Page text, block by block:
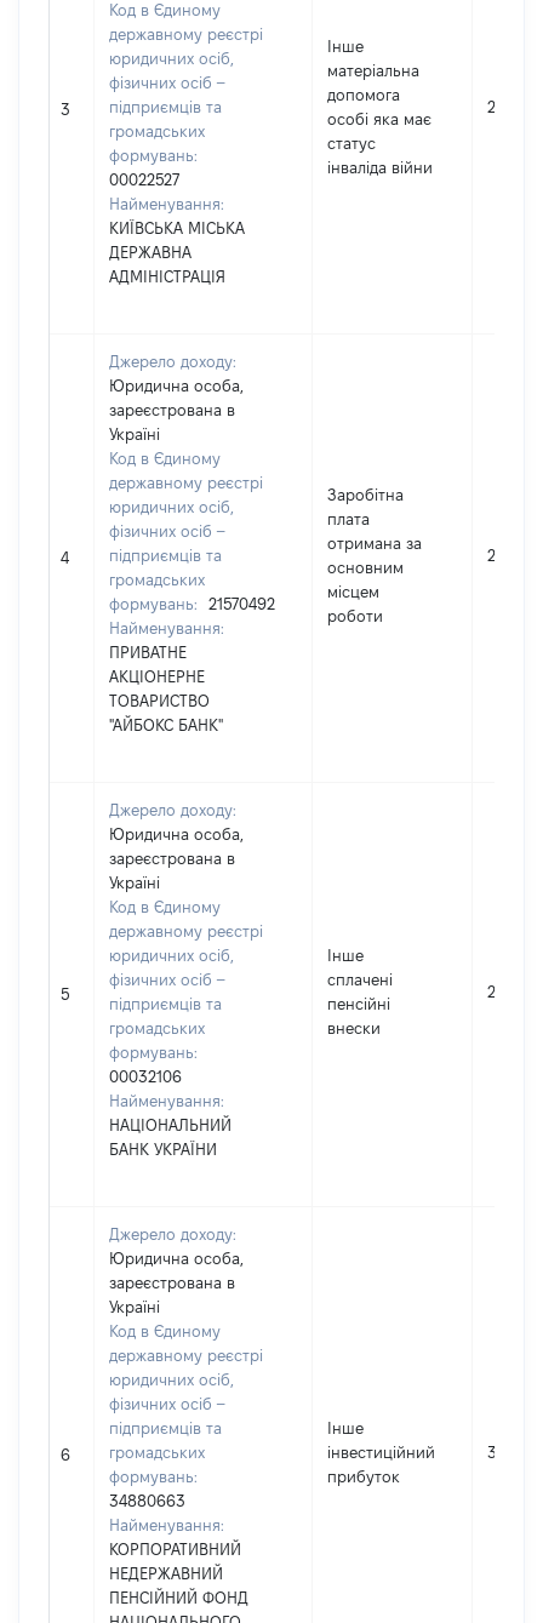
3
Код в Єдиному
державному реєстрі
юридичних осіб,
фізичних осіб –
підприємців та
громадських
формувань:
00022527
Найменування:
КИЇВСЬКА МІСЬКА
ДЕРЖАВНА
АДМІНІСТРАЦІЯ
Інше
матеріальна
допомога
особі яка має
статус
інваліда війни
2700
4
Джерело доходу:
Юридична особа,
зареєстрована в
Україні
Код в Єдиному
державному реєстрі
юридичних осіб,
фізичних осіб –
підприємців та
громадських
формувань:
21570492
Найменування:
ПРИВАТНЕ
АКЦІОНЕРНЕ
ТОВАРИСТВО
"АЙБОКС БАНК"
Заробітна
плата
отримана за
основним
місцем
роботи
5
Джерело доходу:
Юридична особа,
зареєстрована в
Україні
Код в Єдиному
державному реєстрі
юридичних осіб,
фізичних осіб –
підприємців та
громадських
формувань:
00032106
Найменування:
НАЦІОНАЛЬНИЙ
БАНК УКРАЇНИ
Інше
сплачені
пенсійні
внески
23704
6
Джерело доходу:
Юридична особа,
зареєстрована в
Україні
Код в Єдиному
державному реєстрі
юридичних осіб,
фізичних осіб –
підприємців та
громадських
формувань:
34880663
Найменування:
КОРПОРАТИВНИЙ
НЕДЕРЖАВНИЙ
ПЕНСІЙНИЙ ФОНД
Інше
інвестиційний
прибуток
33032